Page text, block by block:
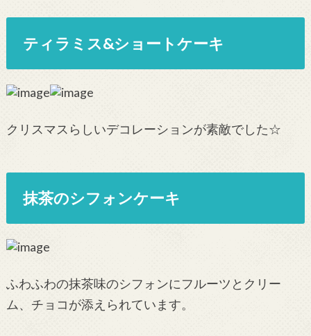
ティラミス&ショートケーキ
クリスマスらしいデコレーションが素敵でした☆
抹茶のシフォンケーキ
ふわふわの抹茶味のシフォンにフルーツとクリー
ム、チョコが添えられています。